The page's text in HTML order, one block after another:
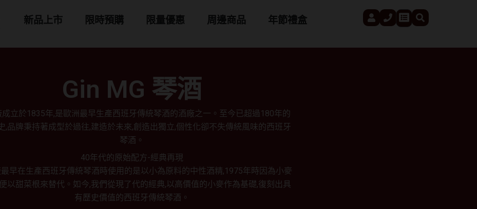
商品分類
新品上市 限時預購 限量優惠 周邊商品 年節禮盒
UserPhoneCartSearch
Gin MG 琴酒
成立於1835年,是歐洲最早生產西班牙傳統琴酒的酒廠之一。至今已超過180年的
,品牌秉持著成型於過往,建造於未來,創造出獨立,個性化卻不失傳統風味的西班牙
琴酒。
40年代的原始配方-經典再現
最早在生產西班牙傳統琴酒時使用的是以小為原料的中性酒精,1975年時因為小麥
以甜菜根來替代。如今,我們從現了代的經典,以高價值的小麥作為基礎,復刻出具
有歷史價值的西班牙傳統琴酒。